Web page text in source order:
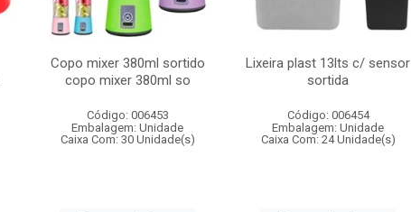
Copo mixer 380ml sortido
copo mixer 380ml so
Código: 006453
Embalagem: Unidade
Caixa Com: 30 Unidade(s)
Lixeira plast 13lts c/ sensor
sortida
Código: 006454
Embalagem: Unidade
Caixa Com: 24 Unidade(s)